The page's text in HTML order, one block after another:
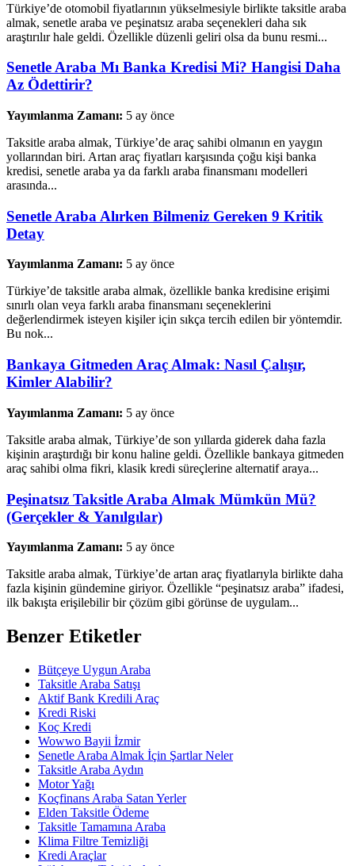
Türkiye’de otomobil fiyatlarının yükselmesiyle birlikte taksitle araba
almak, senetle araba ve peşinatsız araba seçenekleri daha sık
araştırılır hale geldi. Özellikle düzenli geliri olsa da bunu resmi...
Senetle Araba Mı Banka Kredisi Mi? Hangisi Daha
Az Ödettirir?
Yayımlanma Zamanı: 5 ay önce
Taksitle araba almak, Türkiye’de araç sahibi olmanın en yaygın
yollarından biri. Artan araç fiyatları karşısında çoğu kişi banka
kredisi, senetle araba ya da farklı araba finansmanı modelleri
arasında...
Senetle Araba Alırken Bilmeniz Gereken 9 Kritik
Detay
Yayımlanma Zamanı: 5 ay önce
Türkiye’de taksitle araba almak, özellikle banka kredisine erişimi
sınırlı olan veya farklı araba finansmanı seçeneklerini
değerlendirmek isteyen kişiler için sıkça tercih edilen bir yöntemdir.
Bu nok...
Bankaya Gitmeden Araç Almak: Nasıl Çalışır,
Kimler Alabilir?
Yayımlanma Zamanı: 5 ay önce
Taksitle araba almak, Türkiye’de son yıllarda giderek daha fazla
kişinin araştırdığı bir konu haline geldi. Özellikle bankaya gitmeden
araç sahibi olma fikri, klasik kredi süreçlerine alternatif araya...
Peşinatsız Taksitle Araba Almak Mümkün Mü?
(Gerçekler & Yanılgılar)
Yayımlanma Zamanı: 5 ay önce
Taksitle araba almak, Türkiye’de artan araç fiyatlarıyla birlikte daha
fazla kişinin gündemine giriyor. Özellikle “peşinatsız araba” ifadesi,
ilk bakışta erişilebilir bir çözüm gibi görünse de uygulam...
Benzer Etiketler
Bütçeye Uygun Araba
Taksitle Araba Satışı
Aktif Bank Kredili Araç
Kredi Riski
Koç Kredi
Wowwo Bayii İzmir
Senetle Araba Almak İçin Şartlar Neler
Taksitle Araba Aydın
Motor Yağı
Koçfinans Araba Satan Yerler
Elden Taksitle Ödeme
Taksitle Tamamına Araba
Klima Filtre Temizliği
Kredi Araçlar